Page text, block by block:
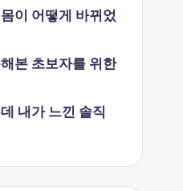
이 어떻게 바뀌었
본 초보자를 위한
내가 느낀 솔직